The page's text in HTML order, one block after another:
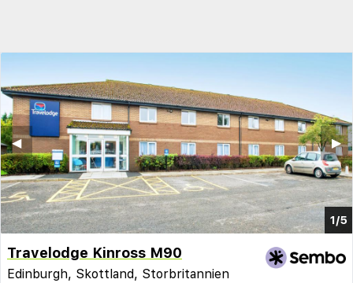
1/5
▶︎
◀︎
Travelodge Kinross M90
Edinburgh, Skottland, Storbritannien